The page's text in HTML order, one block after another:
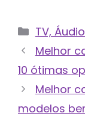
TV,
Melhor
10 ótimas
Melhor
modelos